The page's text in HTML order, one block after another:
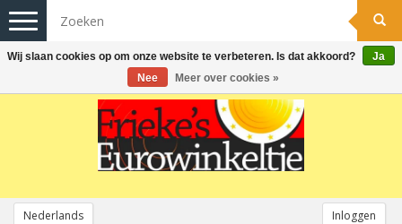
Nederlands Inloggen
Toggle
navigation
Wij slaan cookies op om onze website te verbeteren. Is dat akkoord?
Ja
Nee
Meer over cookies »